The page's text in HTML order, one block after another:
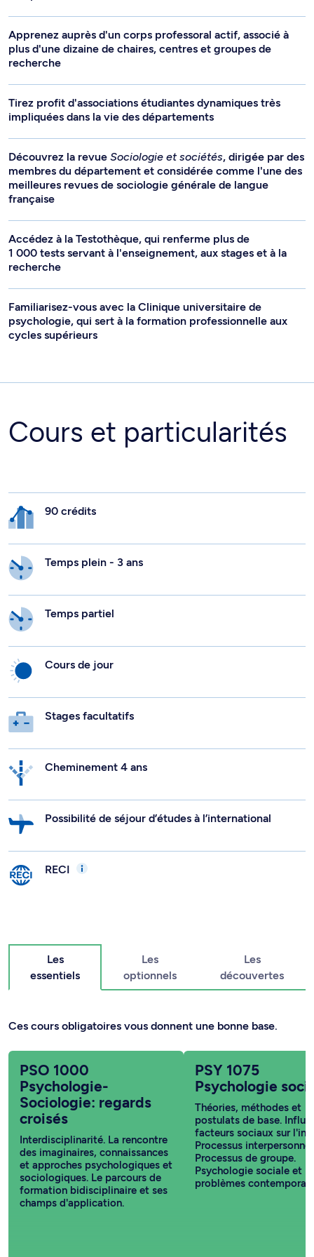
Apprenez auprès d'un corps professoral actif, associé à
plus d'une dizaine de chaires, centres et groupes de
recherche
Tirez profit d'associations étudiantes dynamiques très
impliquées dans la vie des départements
Découvrez la revue Sociologie et sociétés, dirigée par des
membres du département et considérée comme l'une des
meilleures revues de sociologie générale de langue
française
Accédez à la Testothèque, qui renferme plus de
1 000 tests servant à l'enseignement, aux stages et à la
recherche
Familiarisez-vous avec la Clinique universitaire de
psychologie, qui sert à la formation professionnelle aux
cycles supérieurs
Cours et particularités
90 crédits
Temps plein - 3 ans
Temps partiel
Cours de jour
Stages facultatifs
Cheminement 4 ans
Possibilité de séjour d’études à l’international
RECI
Les
essentiels
Les
optionnels
Les
découvertes
Ces cours obligatoires vous donnent une bonne base.
PSO 1000
Psychologie-
Sociologie: regards
croisés
Interdisciplinarité. La rencontre
des imaginaires, connaissances
et approches psychologiques et
sociologiques. Le parcours de
formation bidisciplinaire et ses
champs d'application.
PSY 1075
Psychologie
Théories, méthodes et
postulats de base.
facteurs sociaux sur
Processus
Processus de groupe.
Psychologie sociale et
problèmes